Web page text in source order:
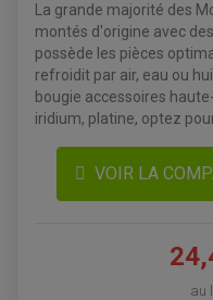
KIT DÉCO QUAD / SSV
KIT POIGNÉE DE GAZ
La grande majorité des
montés d'origine avec des
possède les pièces
refroidit par air, eau ou
bougie accessoires
iridium, platine, optez
VOIR LA
au